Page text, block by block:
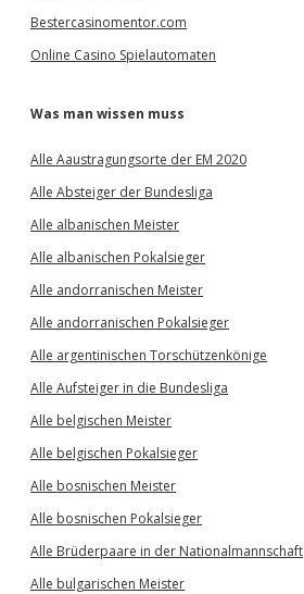
Bestercasinomentor.com
Online Casino Spielautomaten
Was man wissen muss
Alle Aaustragungsorte der EM 2020
Alle Absteiger der Bundesliga
Alle albanischen Meister
Alle albanischen Pokalsieger
Alle andorranischen Meister
Alle andorranischen Pokalsieger
Alle argentinischen Torschützenkönige
Alle Aufsteiger in die Bundesliga
Alle belgischen Meister
Alle belgischen Pokalsieger
Alle bosnischen Meister
Alle bosnischen Pokalsieger
Alle Brüderpaare in der Nationalmannschaft
Alle bulgarischen Meister